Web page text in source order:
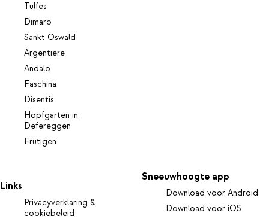
Tulfes
Dimaro
Sankt Oswald
Argentière
Andalo
Faschina
Disentis
Hopfgarten in
Defereggen
Frutigen
Links
Privacyverklaring &
cookiebeleid
Sneeuwhoogte app
Download voor Android
Download voor iOS